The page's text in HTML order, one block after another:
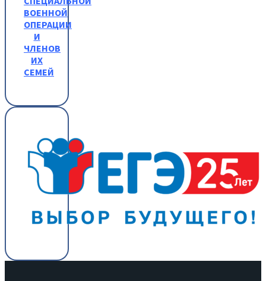
ВОЕННОЙ
ОПЕРАЦИИ
И
ЧЛЕНОВ
ИХ
СЕМЕЙ